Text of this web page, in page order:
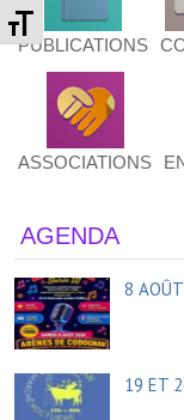
Changer la
PUBLICATIONS
ASSOCIATIONS
AGENDA
8
19 ET